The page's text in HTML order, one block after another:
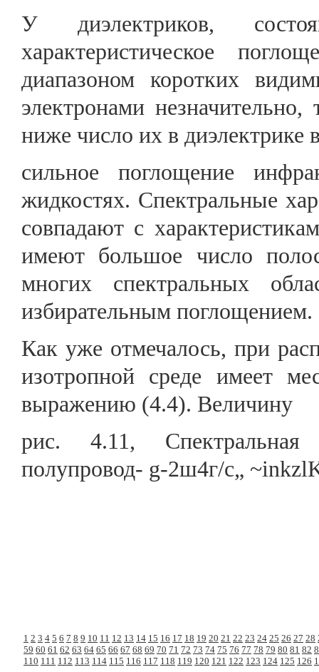
У диэлектриков,
характеристическое
диапазоном коротких
электронами
ниже число их в диэлектрике
сильное поглощение
жидкостях. Спектральные
совпадают с
имеют большое число
многих спектральных
избирательным поглощением.
Как уже отмечалось, при
изотропной среде имеет
выражению (4.4). Величину
рис. 4.11, Спектральная
полупровод- g-2ш4г/с„
1 2 3 4 5 6 7 8 9 10 11 12 13 14 15 16 17 18 19 20 21 22 23 24 25 26 27 28
59 60 61 62 63 64 65 66 67 68 69 70 71 72 73 74 75 76 77 78 79 80 81 82
110 111 112 113 114 115 116 117 118 119 120 121 122 123 124 125 126